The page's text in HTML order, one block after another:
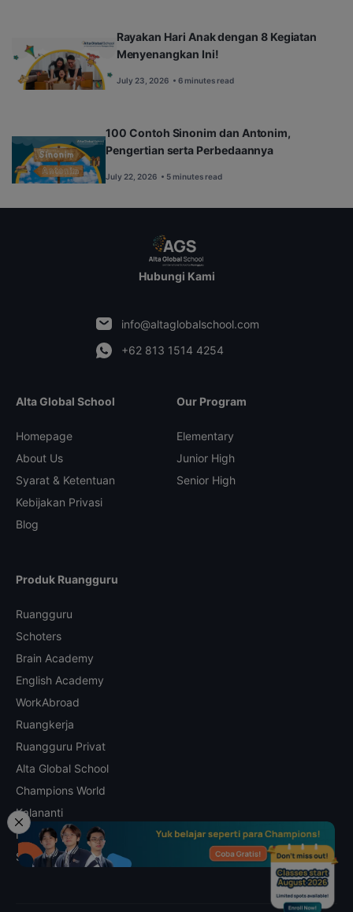
Rayakan Hari Anak dengan 8 Kegiatan
Menyenangkan Ini!
July 23, 2026 • 6 minutes read
100 Contoh Sinonim dan Antonim,
Pengertian serta Perbedaannya
July 22, 2026 • 5 minutes read
Hubungi Kami
info@altaglobalschool.com
+62 813 1514 4254
Alta Global School
Homepage
About Us
Syarat & Ketentuan
Kebijakan Privasi
Blog
Our Program
Elementary
Junior High
Senior High
Produk Ruangguru
Ruangguru
Schoters
Brain Academy
English Academy
WorkAbroad
Ruangkerja
Ruangguru Privat
Alta Global School
Champions World
Kalananti
Math Champs
Skill Academy